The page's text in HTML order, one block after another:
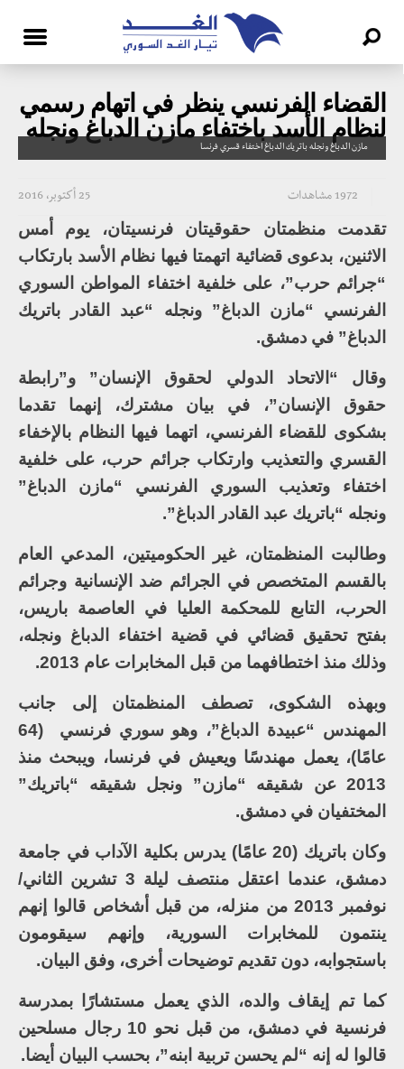
القضاء الفرنسي ينظر في اتهام رسمي
لنظام الأسد باختفاء مازن الدباغ ونجله
مازن الدباغ ونجله باتريك الدباغ اختفاء قسري فرنسا
25 أكتوبر، 2016 1972 مشاهدات
تقدمت منظمتان حقوقيتان فرنسيتان، يوم أمس
الاثنين، بدعوى قضائية اتهمتا فيها نظام الأسد بارتكاب
“جرائم حرب”، على خلفية اختفاء المواطن السوري
الفرنسي “مازن الدباغ” ونجله “عبد القادر باتريك
الدباغ” في دمشق.
وقال “الاتحاد الدولي لحقوق الإنسان” و”رابطة
حقوق الإنسان”، في بيان مشترك، إنهما تقدما
بشكوى للقضاء الفرنسي، اتهما فيها النظام بالإخفاء
القسري والتعذيب وارتكاب جرائم حرب، على خلفية
اختفاء وتعذيب السوري الفرنسي “مازن الدباغ”
ونجله “باتريك عبد القادر الدباغ”.
وطالبت المنظمتان، غير الحكوميتين، المدعي العام
بالقسم المتخصص في الجرائم ضد الإنسانية وجرائم
الحرب، التابع للمحكمة العليا في العاصمة باريس،
بفتح تحقيق قضائي في قضية اختفاء الدباغ ونجله،
وذلك منذ اختطافهما من قبل المخابرات عام 2013.
وبهذه الشكوى، تصطف المنظمتان إلى جانب
المهندس “عبيدة الدباغ”، وهو سوري فرنسي (64
عامًا)، يعمل مهندسًا ويعيش في فرنسا، ويبحث منذ
2013 عن شقيقه “مازن” ونجل شقيقه “باتريك”
المختفيان في دمشق.
وكان باتريك (20 عامًا) يدرس بكلية الآداب في جامعة
دمشق، عندما اعتقل منتصف ليلة 3 تشرين الثاني/
نوفمبر 2013 من منزله، من قبل أشخاص قالوا إنهم
ينتمون للمخابرات السورية، وإنهم سيقومون
باستجوابه، دون تقديم توضيحات أخرى، وفق البيان.
كما تم إيقاف والده، الذي يعمل مستشارًا بمدرسة
فرنسية في دمشق، من قبل نحو 10 رجال مسلحين
قالوا له إنه “لم يحسن تربية ابنه”، بحسب البيان أيضا.